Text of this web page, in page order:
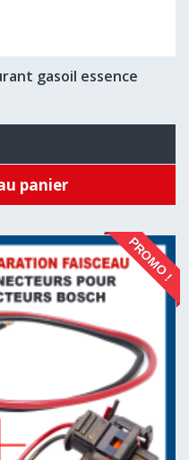
gasoil essence
panier
PROMO !